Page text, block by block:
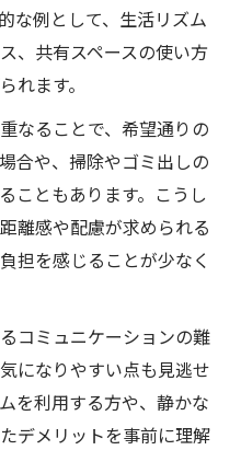
な例として、生活リズム
、共有スペースの使い方
れます。
なることで、希望通りの
合や、掃除やゴミ出しの
こともあります。こうし
離感や配慮が求められる
担を感じることが少なく
コミュニケーションの難
になりやすい点も見逃せ
を利用する方や、静かな
デメリットを事前に理解